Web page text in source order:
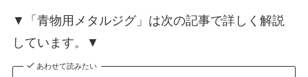
▼「青物用メタルジグ」は次の記事で詳しく解説
しています。▼
あわせて読みたい